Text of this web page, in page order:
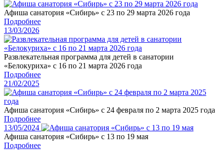
Афиша санатория «Сибирь» с 23 по 29 марта 2026 года
Подробнее
13/03/2026
Развлекательная программа для детей в санатории
«Белокуриха» с 16 по 21 марта 2026 года
Подробнее
21/02/2025
Афиша санатория «Сибирь» с 24 февраля по 2 марта 2025 года
Подробнее
13/05/2024
Афиша санатория «Сибирь» с 13 по 19 мая
Подробнее